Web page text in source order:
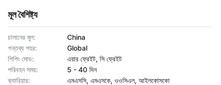
মূল বৈশিষ্ট্য
চালানের মূল:
China
গন্তব্য শহর:
Global
শিপিং মোড:
এয়ার ফ্রেইট, সি ফ্রেইট
পরিবহন সময়:
5 - 40 দিন
ক্যারিয়ার:
এমএসসি, এমএসকে, ওওসিএল, আইলকোসকো